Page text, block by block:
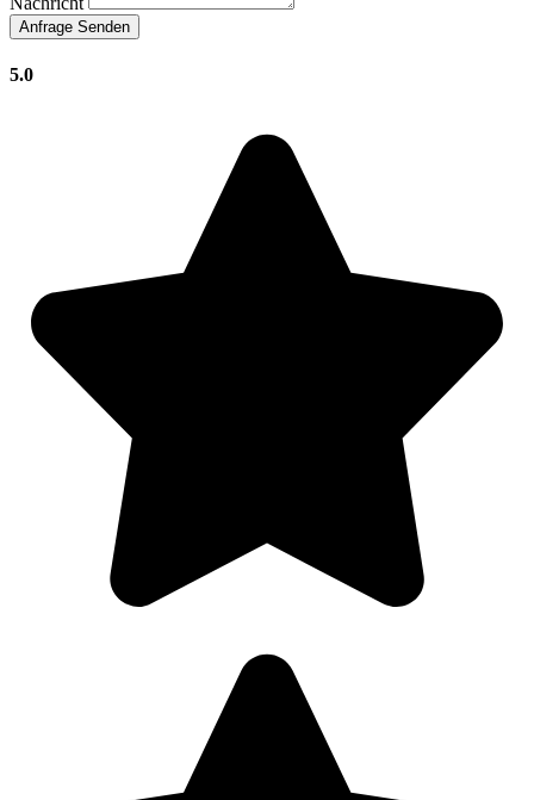
Anfrage Senden
5.0